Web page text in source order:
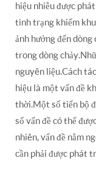
hiệu nhiễu được
tình trạng khiếm
ảnh hưởng đến
trong dòng
nguyên liệu.Cách
hiệu là một vấn đề
thời.Một số tiến bộ
số vấn đề có thể
nhiên, vấn đề nằm
cần phải được phát